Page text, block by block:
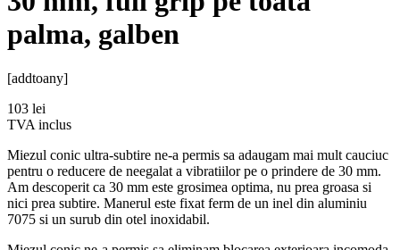
palma, galben
[addtoany]
103 lei
TVA inclus
Miezul conic ultra-subtire ne-a permis sa adaugam mai mult cauciuc
pentru o reducere de neegalat a vibratiilor pe o prindere de 30 mm.
Am descoperit ca 30 mm este grosimea optima, nu prea groasa si
nici prea subtire. Manerul este fixat ferm de un inel din aluminiu
7075 si un surub din otel inoxidabil.